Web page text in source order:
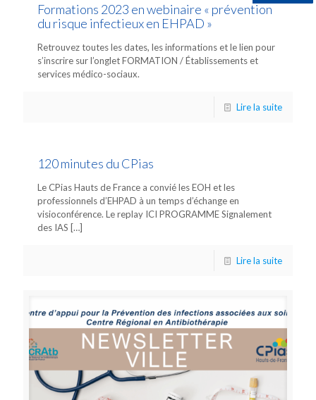
Formations 2023 en webinaire « prévention
du risque infectieux en EHPAD »
Retrouvez toutes les dates, les informations et le lien pour
s’inscrire sur l’onglet FORMATION / Établissements et
services médico-sociaux.
Lire la suite
120 minutes du CPias
Le CPias Hauts de France a convié les EOH et les
professionnels d’EHPAD à un temps d’échange en
visioconférence. Le replay ICI PROGRAMME Signalement
des IAS […]
Lire la suite